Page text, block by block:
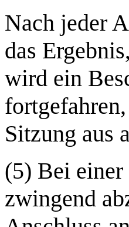
Nach jeder
das
wird ein
Sitzung aus
(5) Bei einer
zwingend